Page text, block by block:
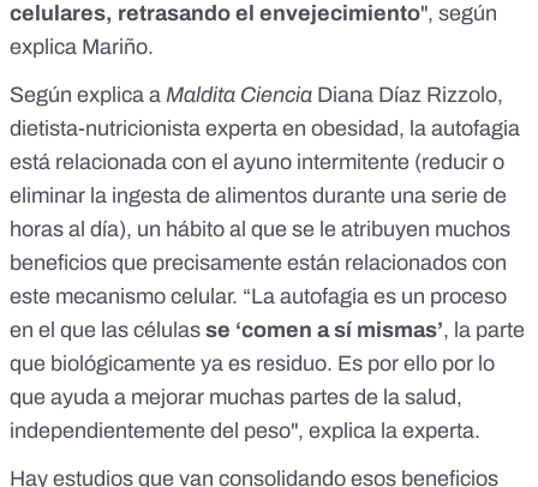
celulares, retrasando el envejecimiento", según
explica Mariño.
Según explica a Maldita Ciencia Diana Díaz Rizzolo,
dietista-nutricionista experta en obesidad, la autofagia
está relacionada con el ayuno intermitente (reducir o
eliminar la ingesta de alimentos durante una serie de
horas al día), un hábito al que se le atribuyen muchos
beneficios que precisamente están relacionados con
este mecanismo celular. “La autofagia es un proceso
en el que las células se ‘comen a sí mismas’, la parte
que biológicamente ya es residuo. Es por ello por lo
que ayuda a mejorar muchas partes de la salud,
independientemente del peso", explica la experta.
Hay estudios que van consolidando esos beneficios